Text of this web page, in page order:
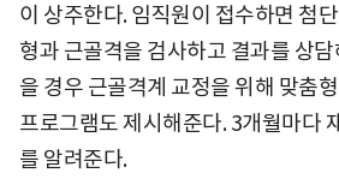
이 상주한다. 임직원이 접수하면 첨
형과 근골격을 검사하고 결과를 상
을 경우 근골격계 교정을 위해 맞춤
프로그램도 제시해준다. 3개월마다
를 알려준다.